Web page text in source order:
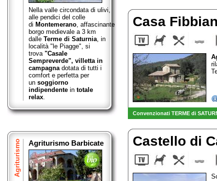
Nella valle circondata di ulivi,
alle pendici del colle
di Montemerano, affascinante
borgo medievale a 3 km
dalle Terme di Saturnia, in
località "le Piagge", si
trova "Casale
Sempreverde", villetta in
campagna dotata di tutti i
comfort e perfetta per
un soggiorno
indipendente in totale
relax.
Agriturismo Agriturismo Barbicate
Casa
Convenzionati TERME di
Castello di